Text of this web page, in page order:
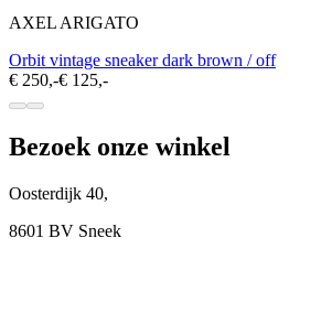
AXEL ARIGATO
Orbit vintage sneaker dark brown / off
€ 250,-€ 125,-
Bezoek onze winkel
Oosterdijk 40,
8601 BV Sneek